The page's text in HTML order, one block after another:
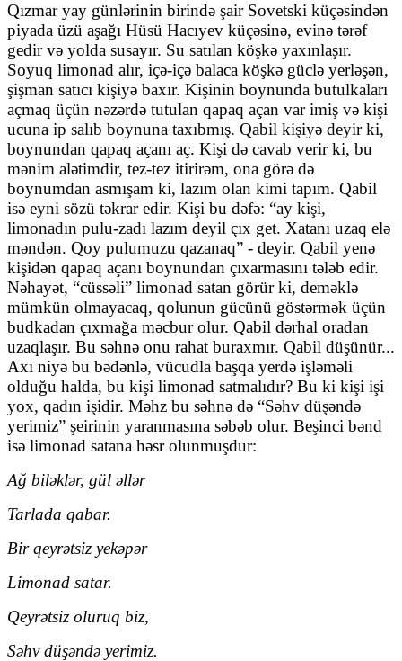
Qızmar yay günlərinin birində şair Sovetski küçəsindən
piyada üzü aşağı Hüsü Hacıyev küçəsinə, evinə tərəf
gedir və yolda susayır. Su satılan köşkə yaxınlaşır.
Soyuq limonad alır, içə-içə balaca köşkə güclə yerləşən,
şişman satıcı kişiyə baxır. Kişinin boynunda butulkaları
açmaq üçün nəzərdə tutulan qapaq açan var imiş və kişi
ucuna ip salıb boynuna taxıbmış. Qabil kişiyə deyir ki,
boynundan qapaq açanı aç. Kişi də cavab verir ki, bu
mənim alətimdir, tez-tez itirirəm, ona görə də
boynumdan asmışam ki, lazım olan kimi tapım. Qabil
isə eyni sözü təkrar edir. Kişi bu dəfə: “ay kişi,
limonadın pulu-zadı lazım deyil çıx get. Xatanı uzaq elə
məndən. Qoy pulumuzu qazanaq” - deyir. Qabil yenə
kişidən qapaq açanı boynundan çıxarmasını tələb edir.
Nəhayət, “cüssəli” limonad satan görür ki, deməklə
mümkün olmayacaq, qolunun gücünü göstərmək üçün
budkadan çıxmağa məcbur olur. Qabil dərhal oradan
uzaqlaşır. Bu səhnə onu rahat buraxmır. Qabil düşünür...
Axı niyə bu bədənlə, vücudla başqa yerdə işləməli
olduğu halda, bu kişi limonad satmalıdır? Bu ki kişi işi
yox, qadın işidir. Məhz bu səhnə də “Səhv düşəndə
yerimiz” şeirinin yaranmasına səbəb olur. Beşinci bənd
isə limonad satana həsr olunmuşdur:
Ağ biləklər, gül əllər
Tarlada qabar.
Bir qeyrətsiz yekəpər
Limonad satar.
Qeyrətsiz oluruq biz,
Səhv düşəndə yerimiz.